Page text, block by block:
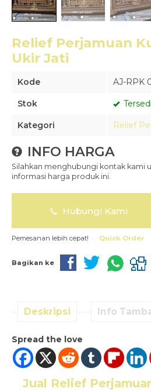
Relief Perjamuan
Ukir Jati
Kode AJ-RPK
Stok
Kategori Relief
INFO HARGA
Silahkan menghubungi kontak kami
informasi harga produk ini.
Hubungi Kami
Pemesanan lebih cepat! Quick Order
Bagikan ke
Deskripsi Info
Spread the love
Jual Relief